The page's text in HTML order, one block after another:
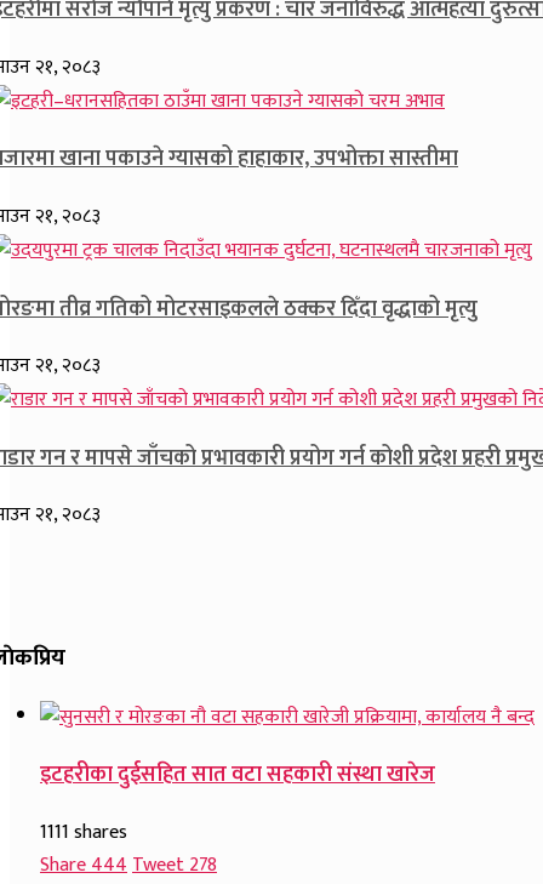
सरोज न्यौपाने मृत्यु प्रकरण : चार जनाविरुद्ध आत्महत्या
२१, २०८३
खाना पकाउने ग्यासको हाहाकार, उपभोक्ता सास्तीमा
२१, २०८३
तीव्र गतिको मोटरसाइकलले ठक्कर दिँदा वृद्धाको मृत्यु
२१, २०८३
गन र मापसे जाँचको प्रभावकारी प्रयोग गर्न कोशी प्रदेश प्रहरी
२१, २०८३
इटहरीका दुईसहित सात वटा सहकारी संस्था खारेज
1111 shares
Share444Tweet278